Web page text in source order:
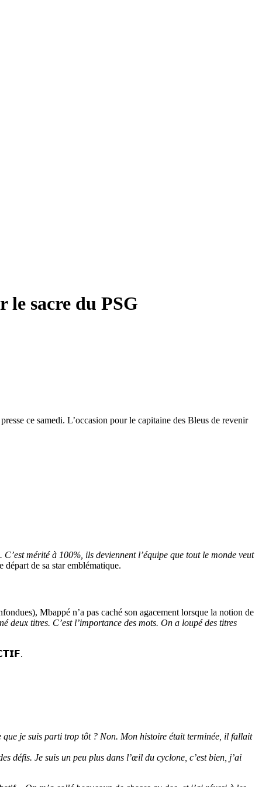
le sacre du PSG
ce samedi. L’occasion pour le capitaine des Bleus de revenir
mérité à 100%, ils deviennent l’équipe que tout le monde veut
de sa star emblématique.
Mbappé n’a pas caché son agacement lorsque la notion de
deux titres. C’est l’importance des mots. On a loupé des titres
que je suis parti trop tôt ? Non. Mon histoire était terminée, il fallait
défis. Je suis un peu plus dans l’œil du cyclone, c’est bien, j’ai